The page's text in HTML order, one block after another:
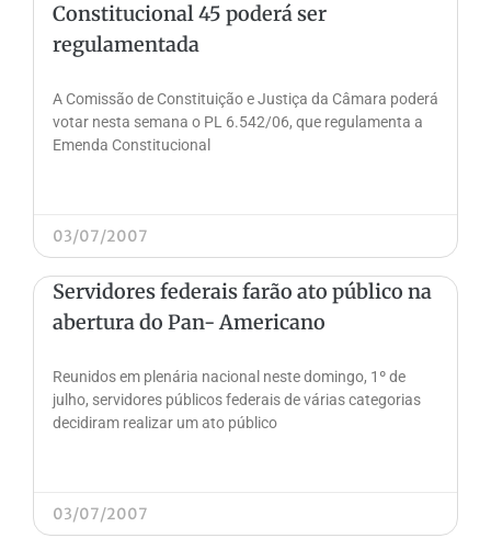
Constitucional 45 poderá ser
regulamentada
A Comissão de Constituição e Justiça da Câmara poderá
votar nesta semana o PL 6.542/06, que regulamenta a
Emenda Constitucional
03/07/2007
Servidores federais farão ato público na
abertura do Pan- Americano
Reunidos em plenária nacional neste domingo, 1º de
julho, servidores públicos federais de várias categorias
decidiram realizar um ato público
03/07/2007